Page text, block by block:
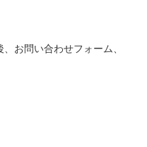
お問い合わせフォーム、